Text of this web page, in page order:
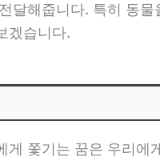
달해줍니다. 특히 동
겠습니다.
게 쫓기는 꿈은 우리